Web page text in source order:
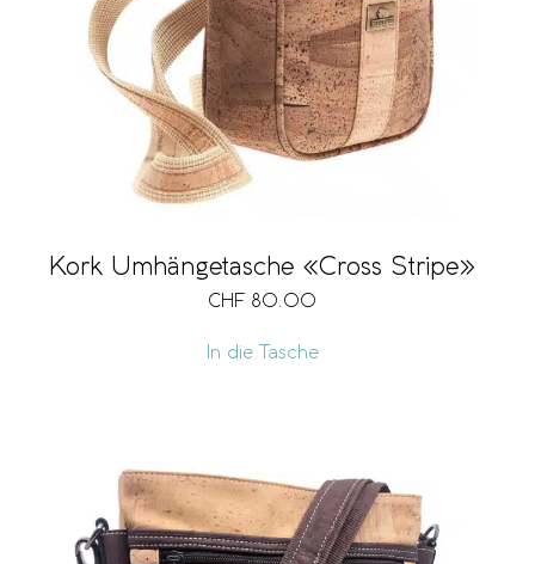
Kork Umhängetasche «Cross Stripe»
CHF 80.00
In die Tasche